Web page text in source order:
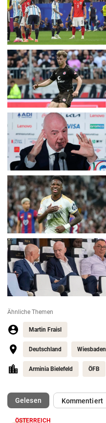
Ähnliche Themen
Martin Fraisl
Deutschland Wiesbaden
Arminia Bielefeld ÖFB
Gelesen(ausgewählt)Kommentiert
ÖSTERREICH